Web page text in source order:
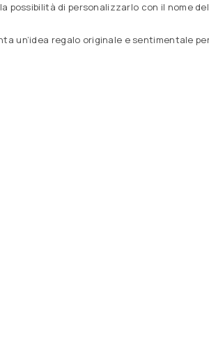
possibilità di personalizzarlo con il nome
un’idea regalo originale e sentimentale